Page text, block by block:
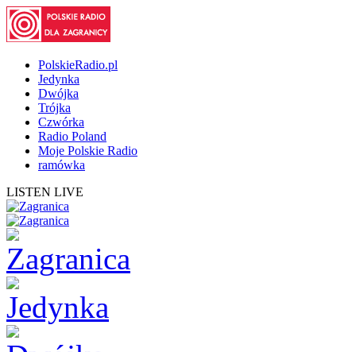
PolskieRadio.pl
Jedynka
Dwójka
Trójka
Czwórka
Radio Poland
Moje Polskie Radio
ramówka
LISTEN LIVE